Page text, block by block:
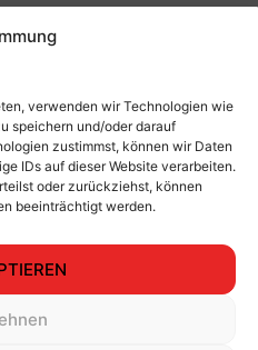
verwenden wir Technologien wie
speichern und/oder darauf
zustimmst, können wir Daten
IDs auf dieser Website verarbeiten.
oder zurückziehst, können
beeinträchtigt werden.